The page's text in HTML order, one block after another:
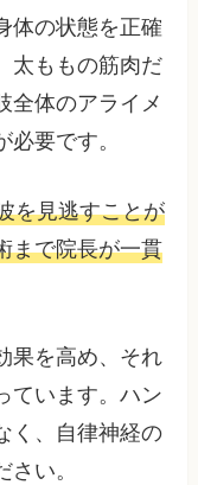
体の状態を正確
太ももの筋肉だ
全体のアライメ
要です。
を見逃すことが
まで院長が一貫
果を高め、それ
ています。ハン
く、自律神経の
い。